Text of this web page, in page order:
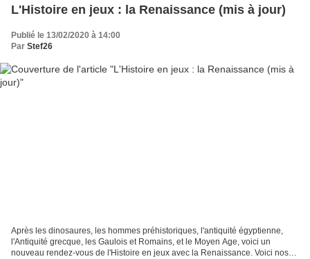
L'Histoire en jeux : la Renaissance (mis à jour)
Publié le 13/02/2020 à 14:00
Par Stef26
Après les dinosaures, les hommes préhistoriques, l'antiquité égyptienne,
l'Antiquité grecque, les Gaulois et Romains, et le Moyen Age, voici un
nouveau rendez-vous de l'Histoire en jeux avec la Renaissance. Voici nos